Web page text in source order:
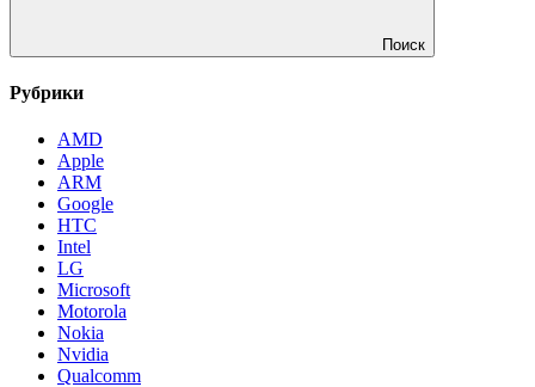
Поиск
Рубрики
AMD
Apple
ARM
Google
HTC
Intel
LG
Microsoft
Motorola
Nokia
Nvidia
Qualcomm